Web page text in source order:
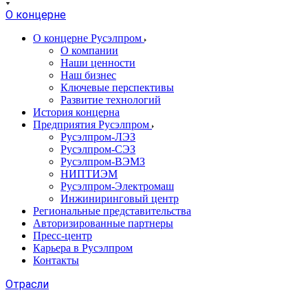
О концерне
О концерне Русэлпром
О компании
Наши ценности
Наш бизнес
Ключевые перспективы
Развитие технологий
История концерна
Предприятия Русэлпром
Русэлпром-ЛЭЗ
Русэлпром-СЭЗ
Русэлпром-ВЭМЗ
НИПТИЭМ
Русэлпром-Электромаш
Инжиниринговый центр
Региональные представительства
Авторизированные партнеры
Пресс-центр
Карьера в Русэлпром
Контакты
Отрасли